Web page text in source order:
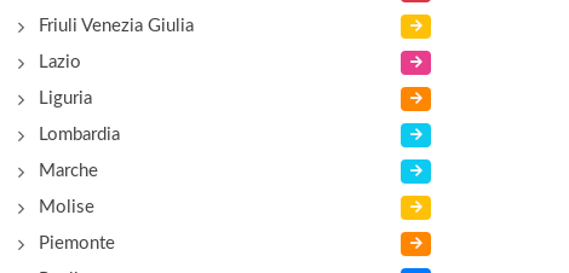
Friuli Venezia Giulia
Lazio
Liguria
Lombardia
Marche
Molise
Piemonte